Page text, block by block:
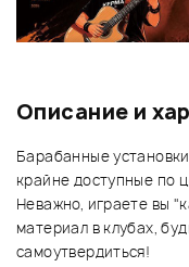
Описание и
Барабанные установки
крайне доступные по
Неважно, играете вы
материал в клубах,
самоутвердиться!